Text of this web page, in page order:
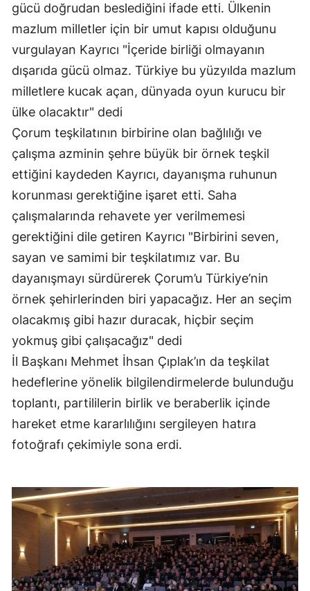
İstanbul
İzmir
Kars
Kayseri
Kırklareli
Kırşehir
Kocaeli
Konya
Kütahya
Malatya
Manisa
Kahramanmaraş
Mardin
Niğde
Ordu
Rize
Sakarya
gücü doğrudan beslediğini ifade etti. Ülkenin
mazlum milletler için bir umut kapısı olduğunu
vurgulayan Kayrıcı "İçeride birliği olmayanın
dışarıda gücü olmaz. Türkiye bu yüzyılda mazlum
milletlere kucak açan, dünyada oyun kurucu bir
ülke olacaktır" dedi
Çorum teşkilatının birbirine olan bağlılığı ve
çalışma azminin şehre büyük bir örnek teşkil
ettiğini kaydeden Kayrıcı, dayanışma ruhunun
korunması gerektiğine işaret etti. Saha
çalışmalarında rehavete yer verilmemesi
gerektiğini dile getiren Kayrıcı "Birbirini seven,
sayan ve samimi bir teşkilatımız var. Bu
dayanışmayı sürdürerek Çorum’u Türkiye’nin
örnek şehirlerinden biri yapacağız. Her an seçim
olacakmış gibi hazır duracak, hiçbir seçim
yokmuş gibi çalışacağız" dedi
İl Başkanı Mehmet İhsan Çıplak’ın da teşkilat
hedeflerine yönelik bilgilendirmelerde bulunduğu
toplantı, partililerin birlik ve beraberlik içinde
hareket etme kararlılığını sergileyen hatıra
fotoğrafı çekimiyle sona erdi.